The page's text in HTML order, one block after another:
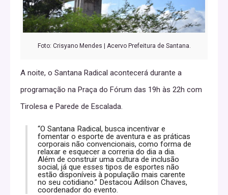
Foto: Crisyano Mendes | Acervo Prefeitura de Santana.
A noite, o Santana Radical acontecerá durante a
programação na Praça do Fórum das 19h às 22h com
Tirolesa e Parede de Escalada.
“O Santana Radical, busca incentivar e
fomentar o esporte de aventura e as práticas
corporais não convencionais, como forma de
relaxar e esquecer a correria do dia a dia.
Além de construir uma cultura de inclusão
social, já que esses tipos de esportes não
estão disponíveis à população mais carente
no seu cotidiano.” Destacou Adilson Chaves,
coordenador do evento.